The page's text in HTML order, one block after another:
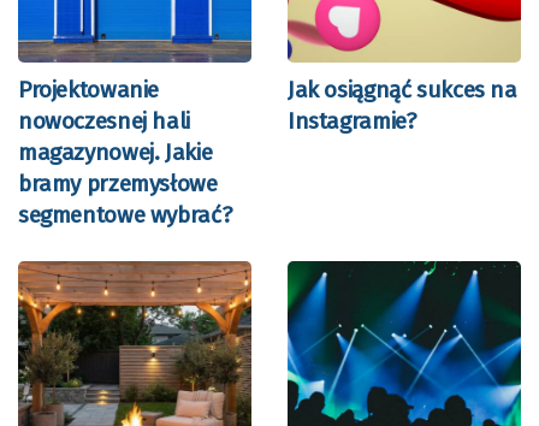
Projektowanie
nowoczesnej hali
magazynowej. Jakie
bramy przemysłowe
segmentowe wybrać?
Jak osiągnąć sukces na
Instagramie?